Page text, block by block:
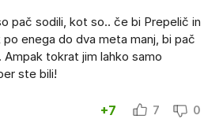
pač sodili, kot so.. če bi Prepelič in
enega do dva meta manj, bi pač
Ampak tokrat jim lahko samo
ste bili!
+7 7 0